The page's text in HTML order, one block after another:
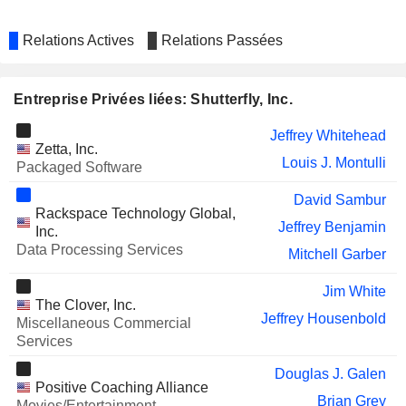
OFFERPAD SOLUTIONS INC.
LANVIN GROUP HOLDINGS
LIMITED
Mitchell Garber
Relations Actives Relations Passées
Entreprise Privées liées: Shutterfly, Inc.
Zetta, Inc.
Packaged Software
Jeffrey Whitehead
Louis J. Montulli
Rackspace Technology Global,
Inc.
Data Processing Services
David Sambur
Jeffrey Benjamin
Mitchell Garber
The Clover, Inc.
Miscellaneous Commercial
Services
Jim White
Jeffrey Housenbold
Positive Coaching Alliance
Douglas J. Galen
Brian Grey